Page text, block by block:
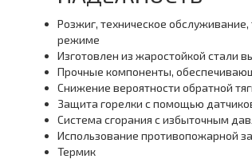
Розжиг, техническое
режиме
Изготовлен из жаростойкой стали
Прочные компоненты,
Снижение вероятности обратной
Защита горелки с помощью
Система сгорания с избыточным
Использование противопожарной
Термик